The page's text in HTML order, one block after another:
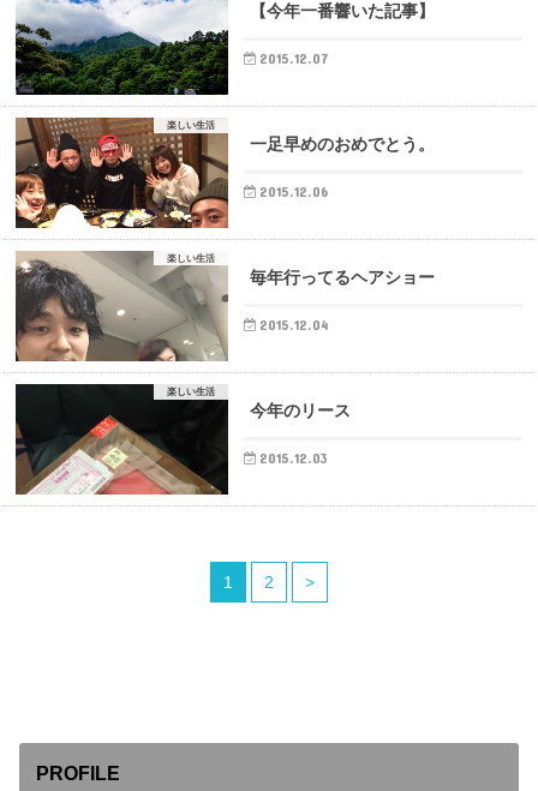
【今年一番響いた記事】
2015.12.07
楽しい生活
一足早めのおめでとう。
2015.12.06
楽しい生活
毎年行ってるヘアショー
2015.12.04
楽しい生活
今年のリース
2015.12.03
1 2 >
PROFILE